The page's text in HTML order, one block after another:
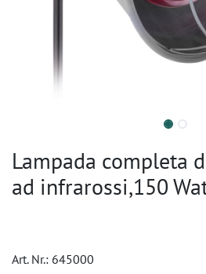
Lampada completa
ad infrarossi,150
Art. Nr.: 645000